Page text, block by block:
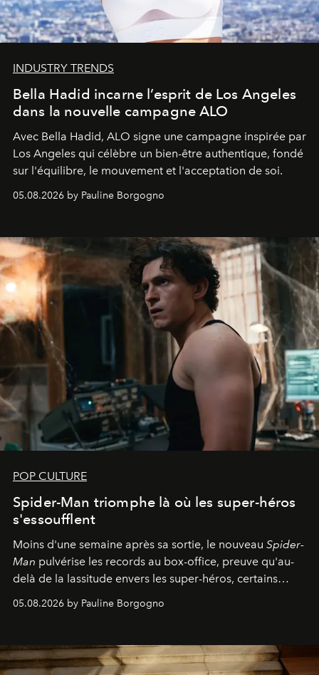
INDUSTRY TRENDS
Bella Hadid incarne l’esprit de Los Angeles
dans la nouvelle campagne ALO
Avec Bella Hadid, ALO signe une campagne inspirée par
Los Angeles qui célèbre un bien-être authentique, fondé
sur l'équilibre, le mouvement et l'acceptation de soi.
05.08.2026 by Pauline Borgogno
POP CULTURE
Spider-Man triomphe là où les super-héros
s'essoufflent
Moins d'une semaine après sa sortie, le nouveau Spider-
Man pulvérise les records au box-office, preuve qu'au-
delà de la lassitude envers les super-héros, certains
personnages continuent de susciter une ferveur intacte.
05.08.2026 by Pauline Borgogno